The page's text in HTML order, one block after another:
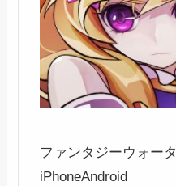
ファンタジーウォー
iPhoneAndroid